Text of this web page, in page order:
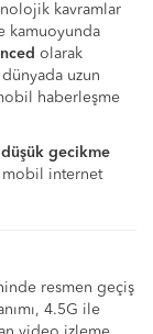
kavramlar
kamuoyunda
olarak
uzun
haberleşme
gecikme
mobil internet
resmen geçiş
4.5G ile